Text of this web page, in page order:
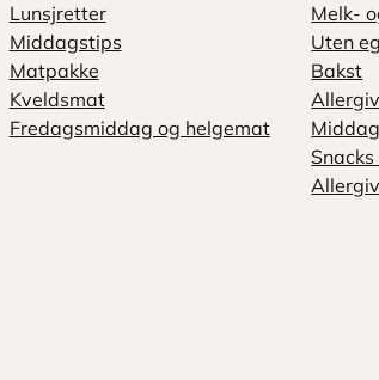
Lunsjretter
Middagstips
Matpakke
Kveldsmat
Fredagsmiddag og helgemat
Melk-
Uten
Bakst